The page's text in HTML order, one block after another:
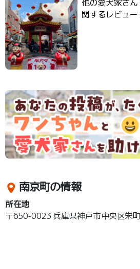
他の愛犬家さ
関するレビュ
南京町の情報
所在地
〒650-0023 兵庫県神戸市中央区栄